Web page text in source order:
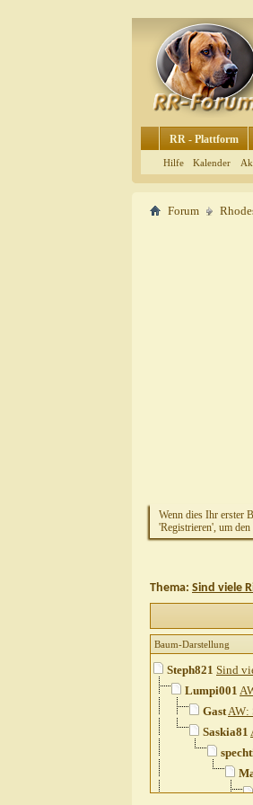
RR - Plattform
Hilfe Kalender
Forum
Wenn dies Ihr erster
'Registrieren', um
Thema: Sind viele
Baum-Darstellung
Steph821 Sind
Lumpi001
GastAW:
Saskia81